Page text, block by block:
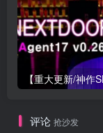
评论 抢沙发